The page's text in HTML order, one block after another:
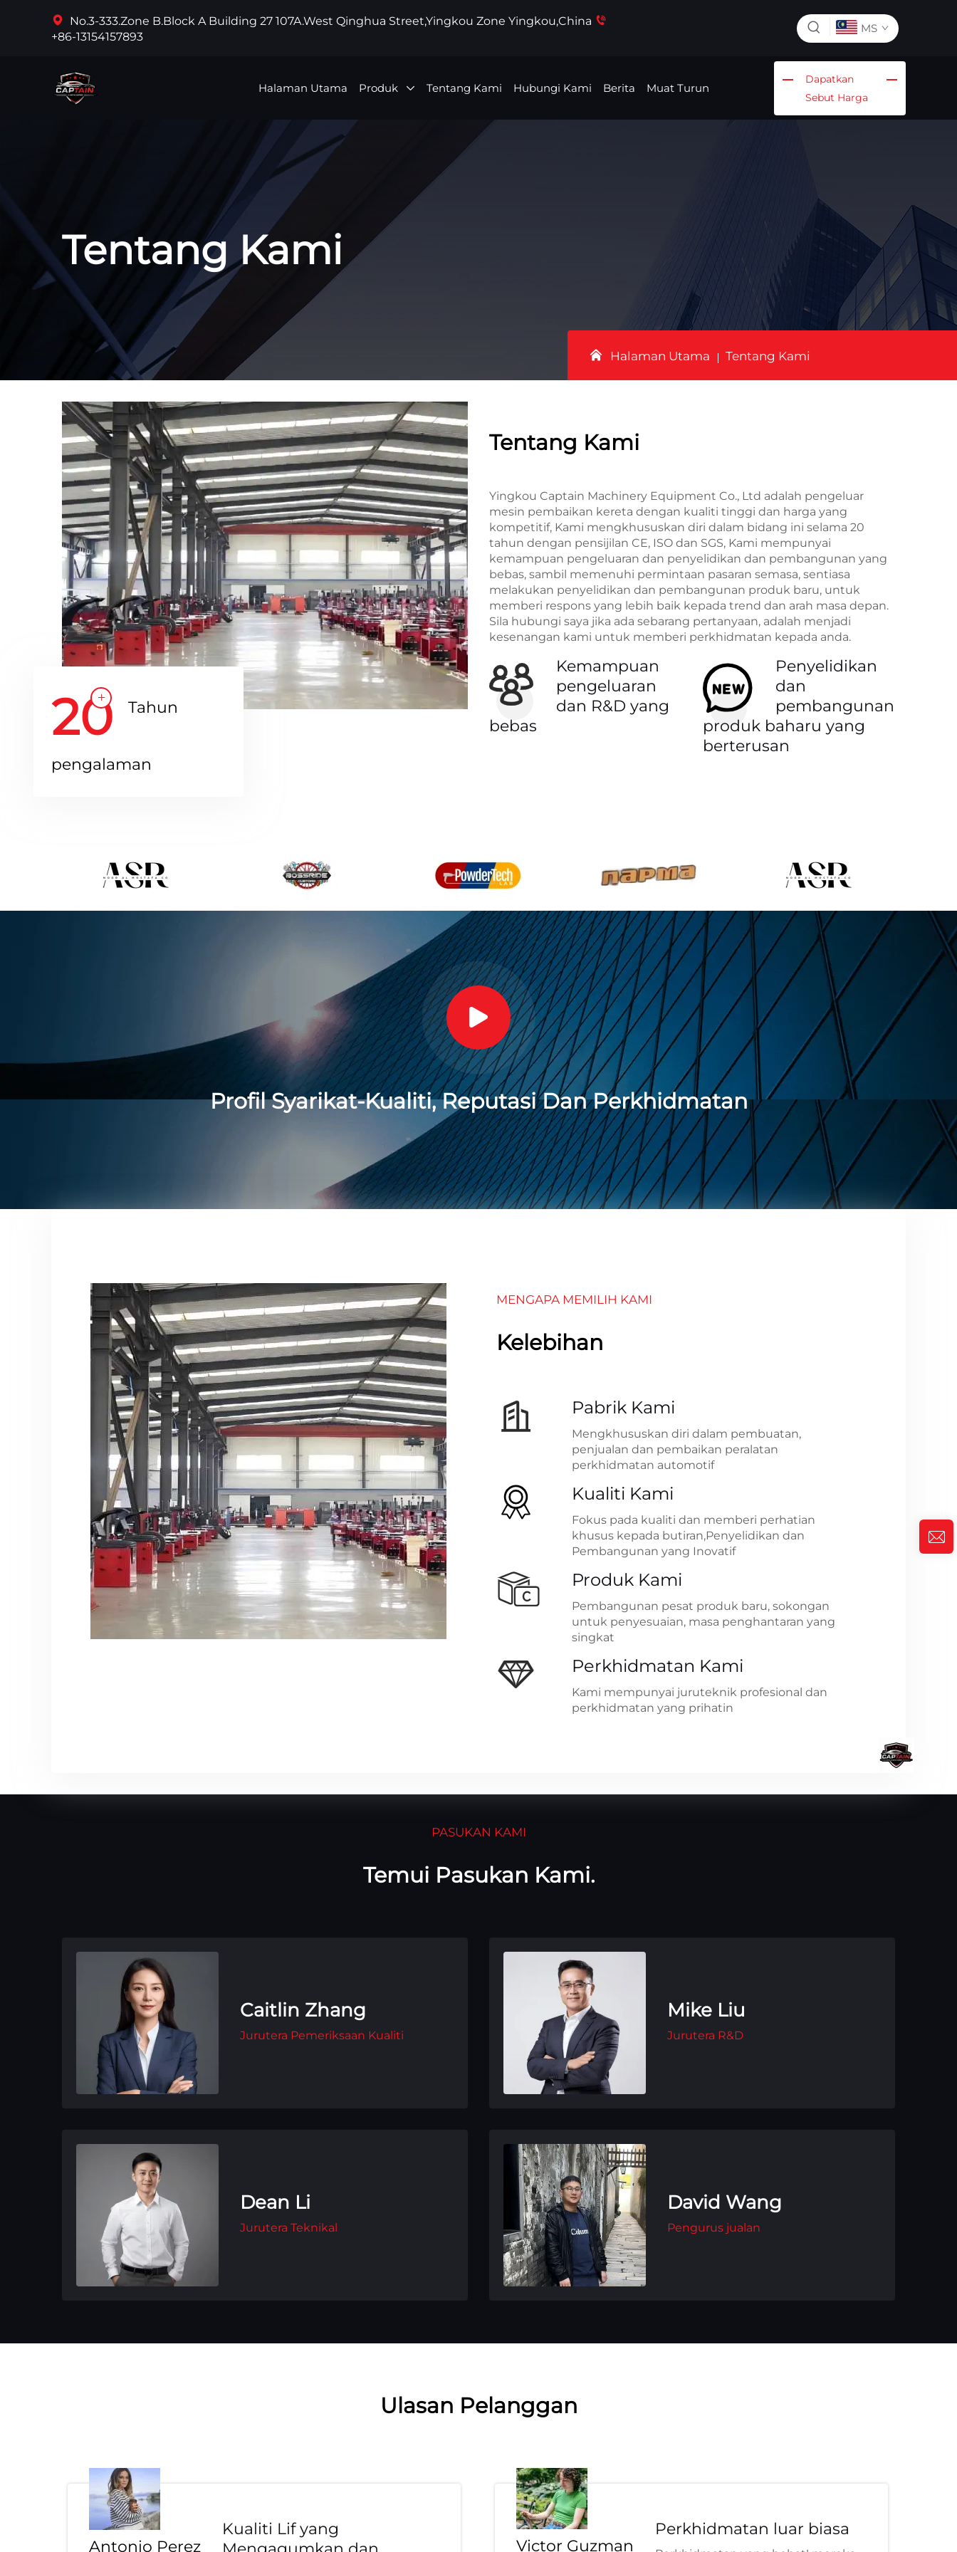
No.3-333.Zone B.Block A Building 27 107A.West Qinghua Street,Yingkou Zone Yingkou,China
+86-13154157893
MS
Halaman Utama Produk Tentang Kami Hubungi Kami Berita Muat Turun
Dapatkan
Sebut Harga
Tentang Kami
Halaman Utama Tentang Kami
20 Tahun
pengalaman
Tentang Kami
Yingkou Captain Machinery Equipment Co., Ltd adalah pengeluar
mesin pembaikan kereta dengan kualiti tinggi dan harga yang
kompetitif, Kami mengkhususkan diri dalam bidang ini selama 20
tahun dengan pensijilan CE, ISO dan SGS, Kami mempunyai
kemampuan pengeluaran dan penyelidikan dan pembangunan yang
bebas, sambil memenuhi permintaan pasaran semasa, sentiasa
melakukan penyelidikan dan pembangunan produk baru, untuk
memberi respons yang lebih baik kepada trend dan arah masa depan.
Sila hubungi saya jika ada sebarang pertanyaan, adalah menjadi
kesenangan kami untuk memberi perkhidmatan kepada anda.
Kemampuan
pengeluaran
dan R&D yang
bebas
Penyelidikan
dan
pembangunan
produk baharu yang
berterusan
Profil Syarikat-Kualiti, Reputasi Dan Perkhidmatan
MENGAPA MEMILIH KAMI
Kelebihan
Pabrik Kami
Mengkhususkan diri dalam pembuatan,
penjualan dan pembaikan peralatan
perkhidmatan automotif
Kualiti Kami
Fokus pada kualiti dan memberi perhatian
khusus kepada butiran,Penyelidikan dan
Pembangunan yang Inovatif
Produk Kami
Pembangunan pesat produk baru, sokongan
untuk penyesuaian, masa penghantaran yang
singkat
Perkhidmatan Kami
Kami mempunyai juruteknik profesional dan
perkhidmatan yang prihatin
PASUKAN KAMI
Temui Pasukan Kami.
Caitlin Zhang
Jurutera Pemeriksaan Kualiti
Mike Liu
Jurutera R&D
Dean Li
Jurutera Teknikal
David Wang
Pengurus jualan
Ulasan Pelanggan
Antonio Perez
Kualiti Lif yang
Victor Guzman
Perkhidmatan luar biasa